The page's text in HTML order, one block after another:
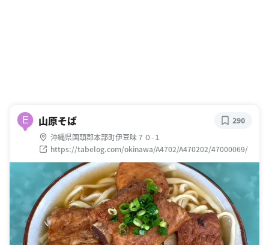
E 山原そば
沖縄県国頭郡本部町伊豆味７０-１
https://tabelog.com/okinawa/A4702/A470202/47000069/
290